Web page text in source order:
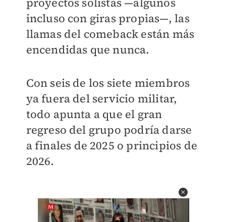
incluso con giras propias—, las
llamas del comeback están más
encendidas que nunca.
Con seis de los siete miembros
ya fuera del servicio militar,
todo apunta a que el gran
regreso del grupo podría darse
a finales de 2025 o principios de
2026.